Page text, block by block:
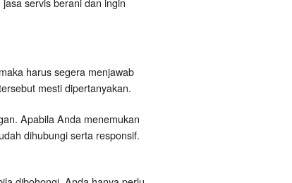
harus segera menjawab
mesti dipertanyakan.
Apabila Anda menemukan
dihubungi serta responsif.